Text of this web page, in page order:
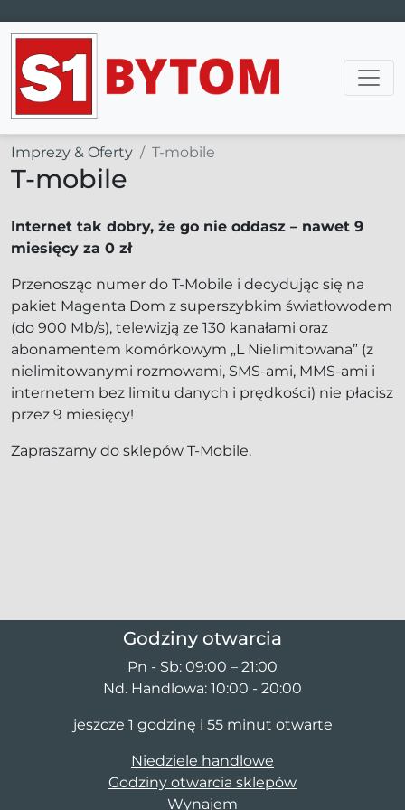
Main Navigation
Imprezy & Oferty T-mobile
T-mobile
Internet tak dobry, że go nie oddasz – nawet 9
miesięcy za 0 zł
Przenosząc numer do T-Mobile i decydując się na
pakiet Magenta Dom z superszybkim światłowodem
(do 900 Mb/s), telewizją ze 130 kanałami oraz
abonamentem komórkowym „L Nielimitowana” (z
nielimitowanymi rozmowami, SMS-ami, MMS-ami i
internetem bez limitu danych i prędkości) nie płacisz
przez 9 miesięcy!
Zapraszamy do sklepów T-Mobile.
Godziny otwarcia
Pn - Sb: 09:00 – 21:00
Nd. Handlowa: 10:00 - 20:00
jeszcze 1 godzinę i 55 minut otwarte
Niedziele handlowe
Godziny otwarcia sklepów
Wynajem